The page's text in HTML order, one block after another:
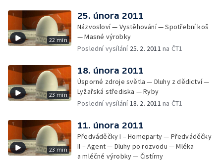
22 min
25. února 2011
Názvosloví — Vystěhování — Spotřební koš
— Masné výrobky
Poslední vysílání 25. 2. 2011 na ČT1
23 min
18. února 2011
Úsporné zdroje světla — Dluhy z dědictví —
Lyžařská střediska — Ryby
Poslední vysílání18. 2. 2011 na ČT1
23 min
11. února 2011
Předváděčky I – Homeparty — Předváděčky
II – Agent — Dluhy po rozvodu — Mléka
a mléčné výrobky — Čistírny